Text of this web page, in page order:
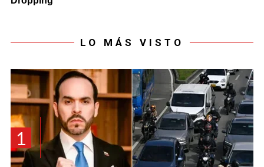
LO MÁS VISTO
1